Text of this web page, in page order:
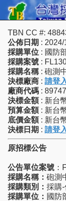
TBN CC #:
公佈日期 :
採購單位 : 國防
採購案號 :
採購名稱 : 砲測
決標廠商 : 請登
廠商代碼 :
決標金額 : 新台
預算金額 : 新台
底價金額 : 新台
決標日期 : 請登
原招標公告
公告單位案號
採購名稱： 砲測
採購類別： 採購
採購單位： 國防